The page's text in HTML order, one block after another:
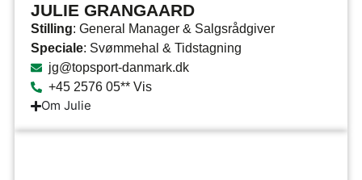
JULIE GRANGAARD
Stilling: General Manager & Salgsrådgiver
Speciale: Svømmehal & Tidstagning
jg@topsport-danmark.dk
+45 2576 05** Vis
Om Julie